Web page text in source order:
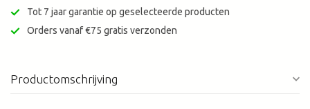
Tot 7 jaar garantie op geselecteerde producten
Orders vanaf €75 gratis verzonden
Productomschrijving